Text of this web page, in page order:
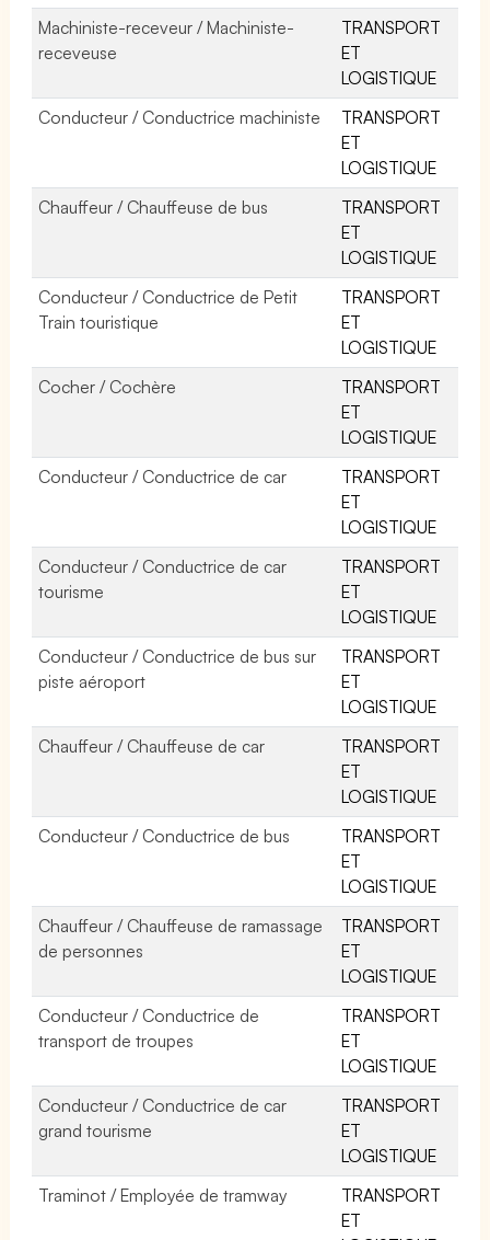
Machiniste-receveur / Machiniste-
receveuse
TRANSPORT
ET
LOGISTIQUE
Conducteur / Conductrice machiniste
TRANSPORT
ET
LOGISTIQUE
Chauffeur / Chauffeuse de bus
TRANSPORT
ET
LOGISTIQUE
Conducteur / Conductrice de Petit
Train touristique
TRANSPORT
ET
LOGISTIQUE
Cocher / Cochère
TRANSPORT
ET
LOGISTIQUE
Conducteur / Conductrice de car
TRANSPORT
ET
LOGISTIQUE
Conducteur / Conductrice de car
tourisme
TRANSPORT
ET
LOGISTIQUE
Conducteur / Conductrice de bus sur
piste aéroport
TRANSPORT
ET
LOGISTIQUE
Chauffeur / Chauffeuse de car
TRANSPORT
ET
LOGISTIQUE
Conducteur / Conductrice de bus
TRANSPORT
ET
LOGISTIQUE
Chauffeur / Chauffeuse de ramassage
de personnes
TRANSPORT
ET
LOGISTIQUE
Conducteur / Conductrice de
transport de troupes
TRANSPORT
ET
LOGISTIQUE
Conducteur / Conductrice de car
grand tourisme
TRANSPORT
ET
LOGISTIQUE
Traminot / Employée de tramway
TRANSPORT
ET